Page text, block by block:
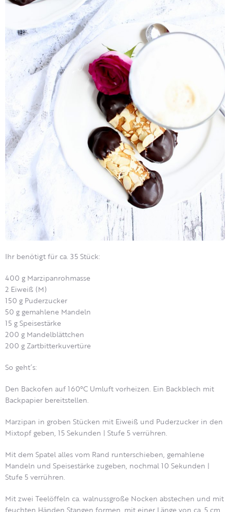
Ihr benötigt für ca. 35 Stück:
400 g Marzipanrohmasse
2 Eiweiß (M)
150 g Puderzucker
50 g gemahlene Mandeln
15 g Speisestärke
200 g Mandelblättchen
200 g Zartbitterkuvertüre
So geht´s:
Den Backofen auf 160°C Umluft vorheizen. Ein Backblech mit
Backpapier bereitstellen.
Marzipan in groben Stücken mit Eiweiß und Puderzucker in den
Mixtopf geben, 15 Sekunden | Stufe 5 verrühren.
Mit dem Spatel alles vom Rand runterschieben, gemahlene
Mandeln und Speisestärke zugeben, nochmal 10 Sekunden |
Stufe 5 verrühren.
Mit zwei Teelöffeln ca. walnussgroße Nocken abstechen und mit
feuchten Händen Stangen formen, mit einer Länge von ca. 5 cm